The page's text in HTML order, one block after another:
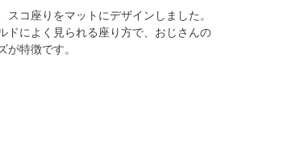
スコ座りをマットにデザインしました。
ドによく見られる座り方で、おじさんの
が特徴です。